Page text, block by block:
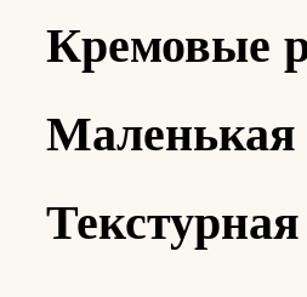
Кремовые
Текстурная